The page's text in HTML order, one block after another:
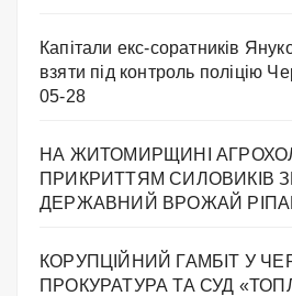
Капітали екс-соратників
взяти під контроль поліцію
05-28
НА ЖИТОМИРЩИНІ
ПРИКРИТТЯМ СИЛОВИКІВ
ДЕРЖАВНИЙ ВРОЖАЙ
КОРУПЦІЙНИЙ ГАМБІТ У
ПРОКУРАТУРА ТА СУД